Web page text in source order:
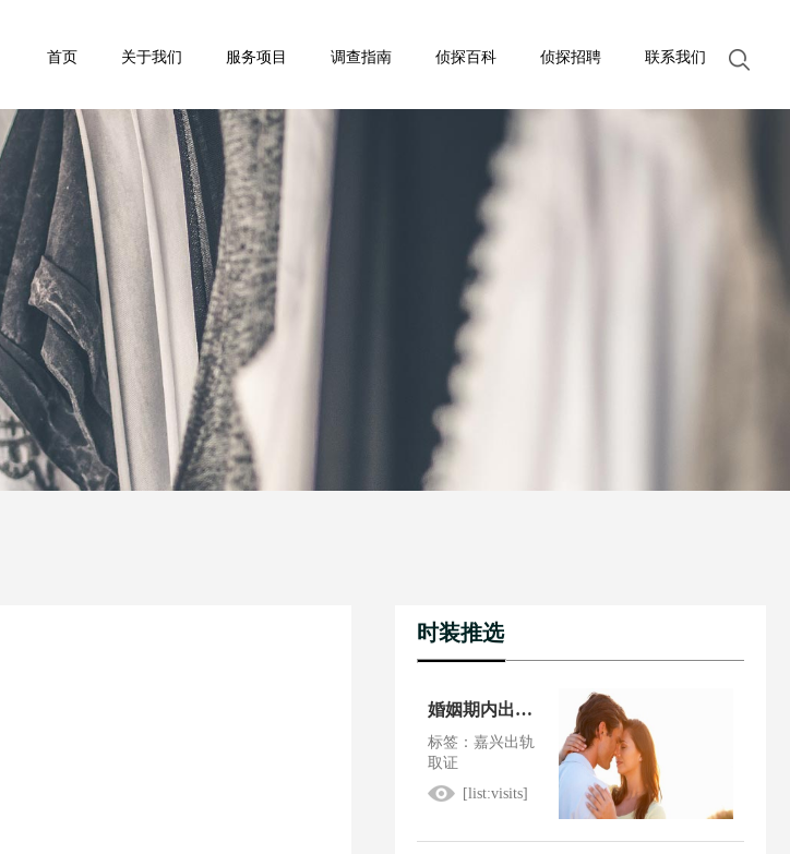
首页 关于我们 服务项目 调查指南 侦探百科 侦探招聘 联系我们
时装推选
婚姻期内出轨法院会怎么判
标签：嘉兴出轨
取证
[list:visits]